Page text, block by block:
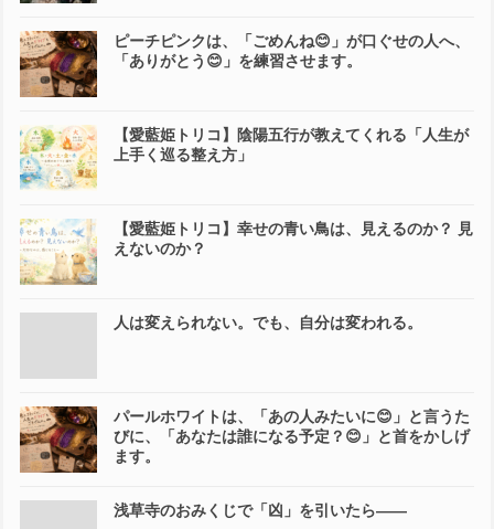
ピーチピンクは、「ごめんね😊」が口ぐせの人へ、
「ありがとう😊」を練習させます。
【愛藍姫トリコ】陰陽五行が教えてくれる「人生が
上手く巡る整え方」
【愛藍姫トリコ】幸せの青い鳥は、見えるのか？ 見
えないのか？
人は変えられない。でも、自分は変われる。
パールホワイトは、「あの人みたいに😊」と言うた
びに、「あなたは誰になる予定？😊」と首をかしげ
ます。
浅草寺のおみくじで「凶」を引いたら――